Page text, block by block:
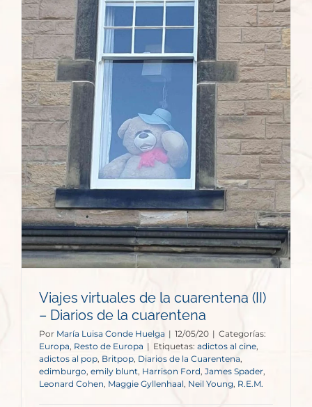
Viajes virtuales de la cuarentena (II)
– Diarios de la cuarentena
Por María Luisa Conde Huelga | 12/05/20 | Categorías:
Europa Resto de Europa | Etiquetas: adictos al cine,
adictos al pop, Britpop, Diarios de la Cuarentena,
edimburgo emily blunt, Harrison Ford, James Spader,
Leonard Cohen Maggie Gyllenhaal Neil Young, R.E.M.